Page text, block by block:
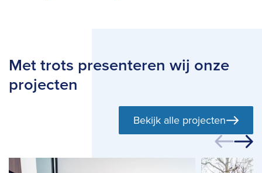
Met trots presenteren wij onze
projecten
Bekijk alle projecten